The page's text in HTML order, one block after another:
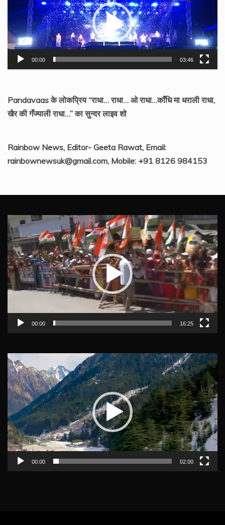
00:00 03:46
Pandavaas के लोकप्रिय “राधा… राधा… ओ राधा…काँधि मा धराली राधा,
खैर की गँज्याली राधा…” का सुन्दर लाइव शो
Rainbow News, Editor- Geeta Rawat, Email:
rainbownewsuk@gmail.com, Mobile: +91 8126 984153
Video
Player
00:00 16:25
Video
Player
00:00 02:00